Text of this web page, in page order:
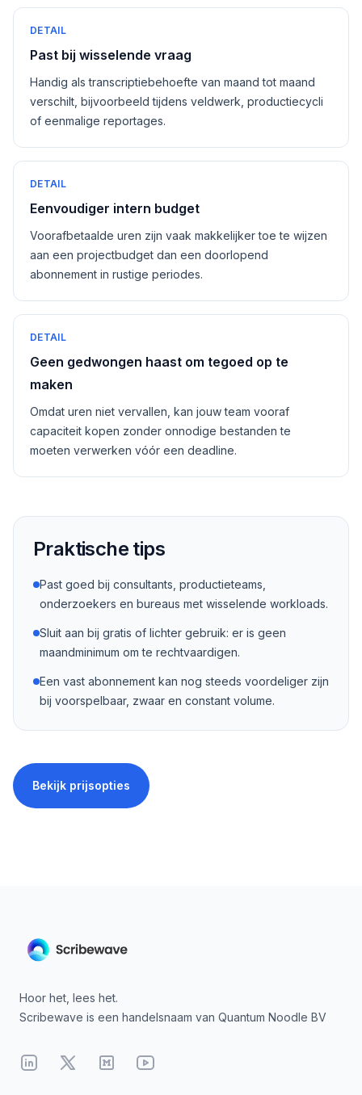
DETAIL
Past bij wisselende vraag
Handig als transcriptiebehoefte van maand tot maand
verschilt, bijvoorbeeld tijdens veldwerk, productiecycli
of eenmalige reportages.
DETAIL
Eenvoudiger intern budget
Voorafbetaalde uren zijn vaak makkelijker toe te wijzen
aan een projectbudget dan een doorlopend
abonnement in rustige periodes.
DETAIL
Geen gedwongen haast om tegoed op te
maken
Omdat uren niet vervallen, kan jouw team vooraf
capaciteit kopen zonder onnodige bestanden te
moeten verwerken vóór een deadline.
Praktische tips
Past goed bij consultants, productieteams,
onderzoekers en bureaus met wisselende workloads.
Sluit aan bij gratis of lichter gebruik: er is geen
maandminimum om te rechtvaardigen.
Een vast abonnement kan nog steeds voordeliger zijn
bij voorspelbaar, zwaar en constant volume.
Bekijk prijsopties
Hoor het, lees het.
Scribewave is een handelsnaam van Quantum Noodle BV
Linkedin
X MediumYouTube